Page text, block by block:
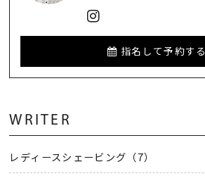
指名して予約する
WRITER
レディースシェービング（7）